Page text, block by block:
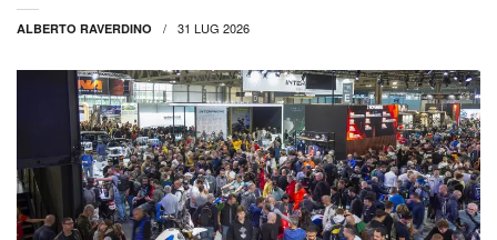
ALBERTO RAVERDINO 31 LUG 2026